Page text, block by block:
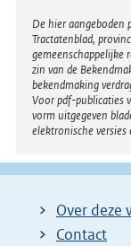
Disclaimer
De hier aangeboden
Tractatenblad,
gemeenschappelijke
zin van de
bekendmaking
Voor pdf-publicaties
vorm uitgegeven
elektronische versies
Over deze
Contact